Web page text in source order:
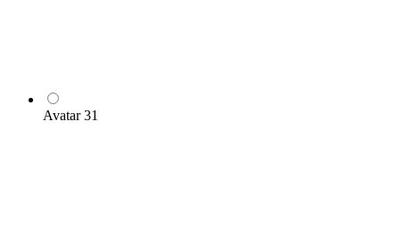
Avatar 31